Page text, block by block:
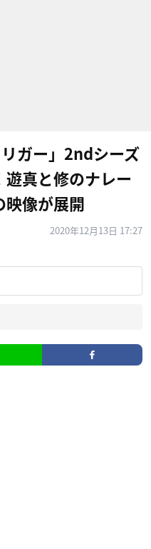
ガー」2ndシーズ
遊真と修のナレー
映像が展開
2020年12月13日 17:27